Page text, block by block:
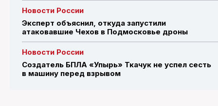
Новости России
Эксперт объяснил, откуда запустили
атаковавшие Чехов в Подмосковье дроны
Новости России
Создатель БПЛА «Упырь» Ткачук не успел сесть
в машину перед взрывом